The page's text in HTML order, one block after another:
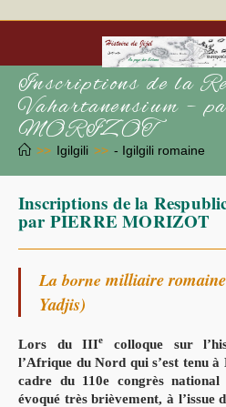
to
Inscriptions de la
Vahartanensium
MORIZOT
>> Igilgili >> - Igilgili romaine
Inscriptions de la
par PIERRE MORIZOT
La bornemilliaire
Yadjis)
Lors du IIIe
colloque sur
l’Afrique du Nord qui s’est tenu à
cadre du 110e congrès national
évoqué très brièvement, à l’issue